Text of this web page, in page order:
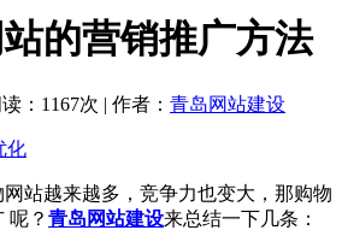
的营销推广方法
：1167次 | 作者： 青岛网站建设
化
站越来越多，竞争力也变大，那购物
呢？ 青岛网站建设来总结一下几条：